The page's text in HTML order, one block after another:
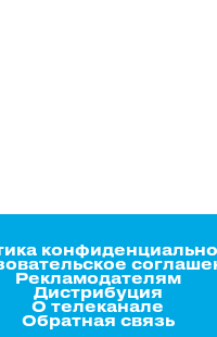
Рекламодателям
Дистрибуция
О телеканале
Обратная связь